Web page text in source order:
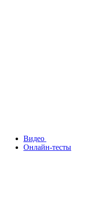
Видео
Онлайн-тесты